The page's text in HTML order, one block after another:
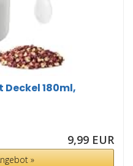
180ml,
9,99 EUR
»